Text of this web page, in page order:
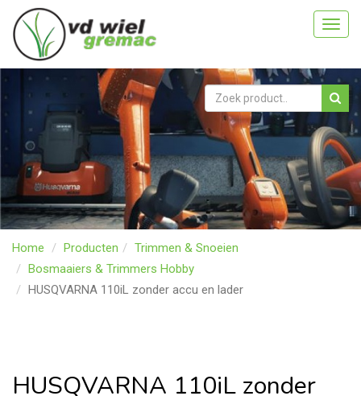
Home Producten
Trimmen & Snoeien
Bosmaaiers & Trimmers Hobby
HUSQVARNA 110iL zonder accu en lader
HUSQVARNA 110iL zonder